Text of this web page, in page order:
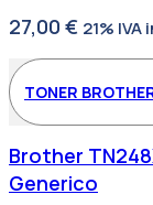
27,00 € 21%
TONER
Brother
Generico